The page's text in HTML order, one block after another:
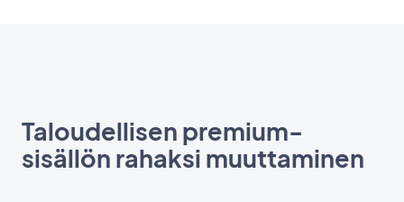
Taloudellisen premium-
sisällön rahaksi muuttaminen